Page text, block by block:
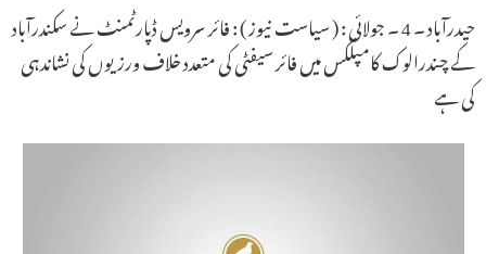
حیدرآباد ۔ 4 ۔ جولائی : ( سیاست نیوز ) : فائر سرویس ڈپارٹمنٹ نے سکندرآباد
کے چندرالوک کامپلکس میں فائر سیفٹی کی متعدد خلاف ورزیوں کی نشاندہی
کی ہے